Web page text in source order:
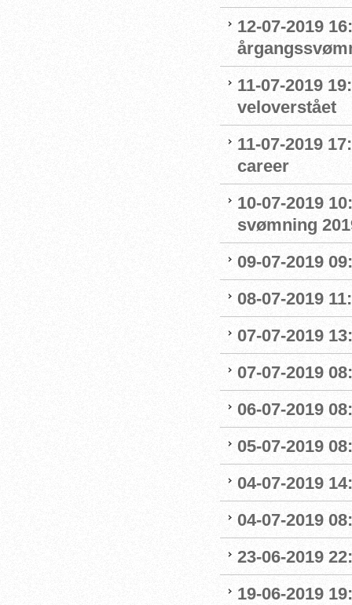
12-07-2019
11-07-2019
veloverstået
11-07-2019
career
10-07-2019
svømning
09-07-2019
08-07-2019
07-07-2019
07-07-2019
06-07-2019
05-07-2019
04-07-2019
04-07-2019
23-06-2019
19-06-2019